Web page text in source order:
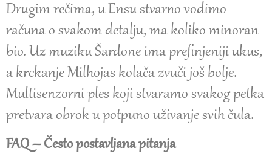
Drugim rečima, u Ensu stvarno vodimo
računa o svakom detalju, ma koliko minoran
bio. Uz muziku Šardone ima prefinjeniji ukus,
a krckanje Milhojas kolača zvuči još bolje.
Multisenzorni ples koji stvaramo svakog petka
pretvara obrok u potpuno uživanje svih čula.
FAQ – Često postavljana pitanja